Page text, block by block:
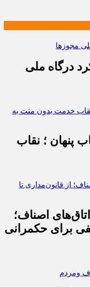
درگاه ملی
پنهان ؛ نقاب
اصناف؛
برای حکمرانی